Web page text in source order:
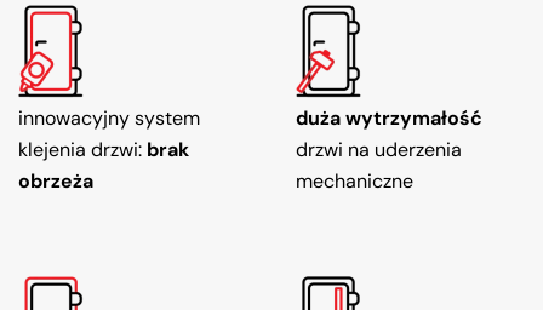
innowacyjny system
klejenia drzwi: brak
obrzeża
duża wytrzymałość
drzwi na uderzenia
mechaniczne